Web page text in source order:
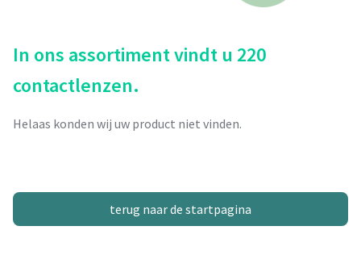
In ons assortiment vindt u 220
contactlenzen.
Helaas konden wij uw product niet vinden.
terug naar de startpagina